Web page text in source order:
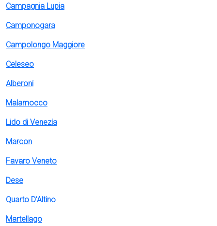
Campagnia Lupia
Camponogara
Campolongo Maggiore
Celeseo
Alberoni
Malamocco
Lido di Venezia
Marcon
Favaro Veneto
Dese
Quarto D'Altino
Martellago